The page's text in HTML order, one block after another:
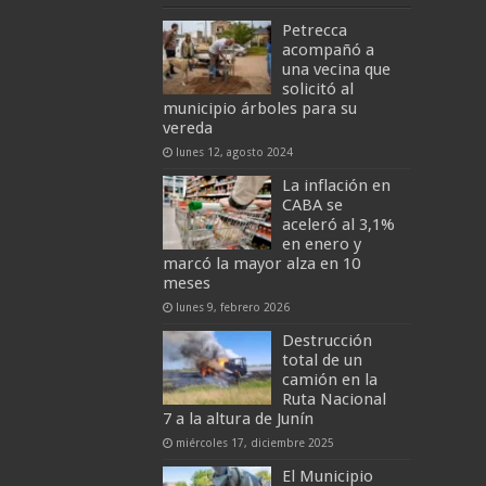
Petrecca
acompañó a
una vecina que
solicitó al
municipio árboles para su
vereda
lunes 12, agosto 2024
La inflación en
CABA se
aceleró al 3,1%
en enero y
marcó la mayor alza en 10
meses
lunes 9, febrero 2026
Destrucción
total de un
camión en la
Ruta Nacional
7 a la altura de Junín
miércoles 17, diciembre 2025
El Municipio